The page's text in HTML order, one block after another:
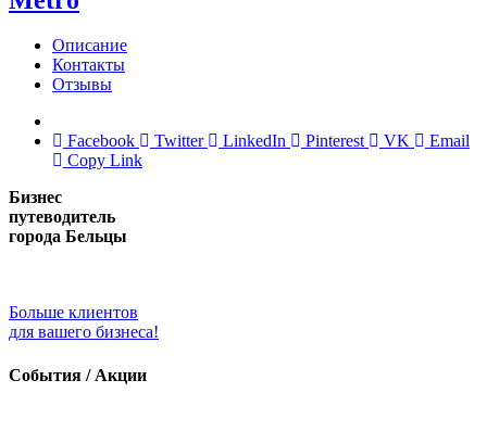
Описание
Контакты
Отзывы
Facebook Twitter LinkedIn Pinterest VK
Email
Copy Link
Бизнес
путеводитель
города Бельцы
Больше клиентов
для вашего бизнеса!
События / Акции